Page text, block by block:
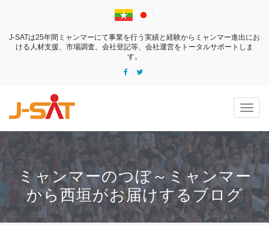
J-SATは25年間ミャンマーにて事業を行う実績と経験からミャンマー進出にお
ける 人材支援、市場調査、会社登記等、会社運営をトータルサポートしま
す。
ミャンマーのつぼ～ミャンマー
から西垣がお届けするブログ